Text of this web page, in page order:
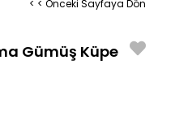
< < Önceki Sayfaya Dön
Gümüş Küpe